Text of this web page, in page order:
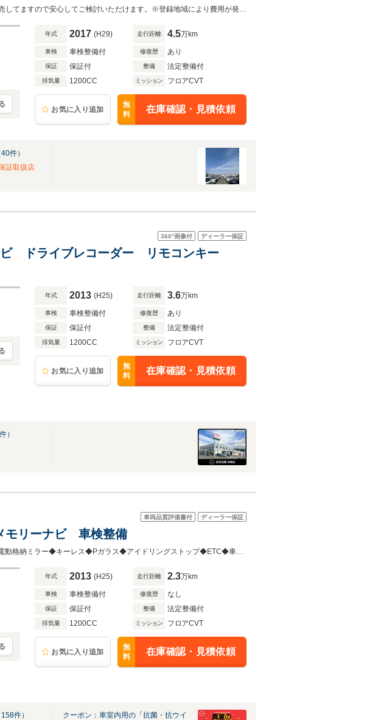
法で定められたルールに基づき支払総額表示にて販売してますので安心してご検討いただけます。※登録地域により費用が発生する場合がございます。【072-854-8700】までご相談ください
年式 2017 (H29) 走行距離 4.5万km
車検 車検整備付 修復歴 あり
保証 保証付 整備 法定整備付
排気量 1200CC ミッション フロアCVT
お気に入り追加
無
料
在庫確認・見積依頼
40件）
証取扱店
360°画像付 ディーラー保証
ビ ドライブレコーダー リモコンキー
年式 2013 (H25) 走行距離 3.6万km
車検 車検整備付 修復歴 あり
保証 保証付 整備 法定整備付
排気量 1200CC ミッション フロアCVT
お気に入り追加
無
料
在庫確認・見積依頼
件）
車両品質評価書付 ディーラー保証
モリーナビ 車検整備
◆ワンオーナー◆メモリーナビ（AVIC-MR205）◆電動格納ミラー◆キーレス◆Pガラス◆アイドリングストップ◆ETC◆車検整備2年付◆
年式 2013 (H25) 走行距離 2.3万km
車検 車検整備付 修復歴 なし
保証 保証付 整備 法定整備付
排気量 1200CC ミッション フロアCVT
お気に入り追加
無
料
在庫確認・見積依頼
158件）
クーポン：車室内用の「抗菌・抗ウイ